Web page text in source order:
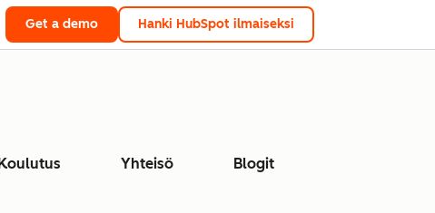
Get a demo Hanki HubSpot ilmaiseksi
Yhteisö Blogit